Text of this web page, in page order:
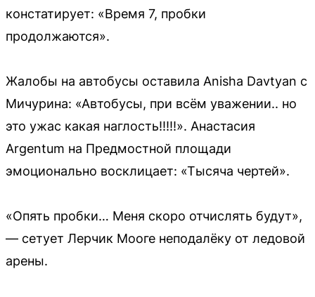
констатирует: «Время 7, пробки
продолжаются».
Жалобы на автобусы оставила Anisha Davtyan с
Мичурина: «Автобусы, при всём уважении.. но
это ужас какая наглость!!!!!». Анастасия
Argentum на Предмостной площади
эмоционально восклицает: «Тысяча чертей».
«Опять пробки… Меня скоро отчислять будут»,
— сетует Лерчик Мооге неподалёку от ледовой
арены.